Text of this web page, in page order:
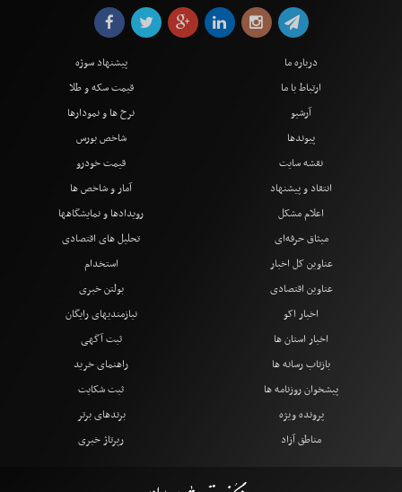
درباره ما
ارتباط با ما
آرشیو
پیوندها
نقشه سایت
انتقاد و پیشنهاد
اعلام مشکل
میثاق حرفه‌ای
پیشنهاد سوژه
قیمت سکه و طلا
نرخ ها و نمودارها
شاخص بورس
قیمت خودرو
آمار و شاخص ها
رویدادها و نمایشگاهها
تحلیل های اقتصادی
عناوین کل اخبار
عناوین اقتصادی
اخبار اکو
اخبار استان ها
بازتاب رسانه ها
پیشخوان روزنامه ها
پرونده ویژه
مناطق آزاد
استخدام
بولتن خبری
نیازمندیهای رایگان
ثبت آگهی
راهنمای خرید
ثبت شکایت
برندهای برتر
رپرتاژ خبری